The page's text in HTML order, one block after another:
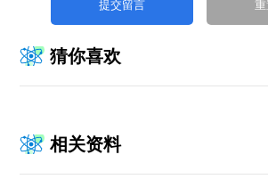
猜你喜欢
相关资料